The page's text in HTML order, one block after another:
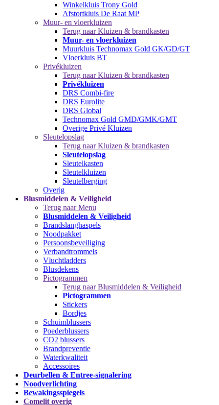
Winkelkluis Trony Gold
Afstortkluis De Raat MP
Muur- en vloerkluizen
Terug naar Kluizen & brandkasten
Muur- en vloerkluizen
Muurkluis Technomax Gold GK/GD/GT
Vloerkluis BT
Privékluizen
Terug naar Kluizen & brandkasten
Privékluizen
DRS Combi-fire
DRS Eurolite
DRS Global
Technomax Gold GMD/GMK/GMT
Overige Privé Kluizen
Sleutelopslag
Terug naar Kluizen & brandkasten
Sleutelopslag
Sleutelkasten
Sleutelkluizen
Sleutelberging
Overig
Blusmiddelen & Veiligheid
Terug naar Menu
Blusmiddelen & Veiligheid
Brandslanghaspels
Noodpakket
Persoonsbeveiliging
Verbandtrommels
Vluchtladders
Blusdekens
Pictogrammen
Terug naar Blusmiddelen & Veiligheid
Pictogrammen
Stickers
Bordjes
Schuimblussers
Poederblussers
CO2 blussers
Brandpreventie
Waterkwaliteit
Accessoires
Deurbellen & Entree-signalering
Noodverlichting
Bewakingsspiegels
Comelit overig